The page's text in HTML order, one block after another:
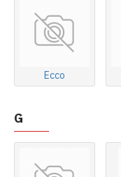
Ecco
G